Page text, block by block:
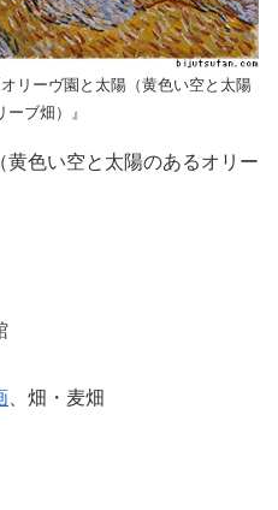
リーヴ園と太陽（黄色い空と太陽
ブ畑）』
色い空と太陽のあるオリー
、畑・麦畑